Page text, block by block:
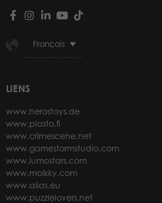
Français
LIENS
www.herostoys.de
www.plasto.fi
www.crimescene.net
www.gamestormstudio.com
www.lumostars.com
www.molkky.com
www.alias.eu
www.puzzlelovers.net